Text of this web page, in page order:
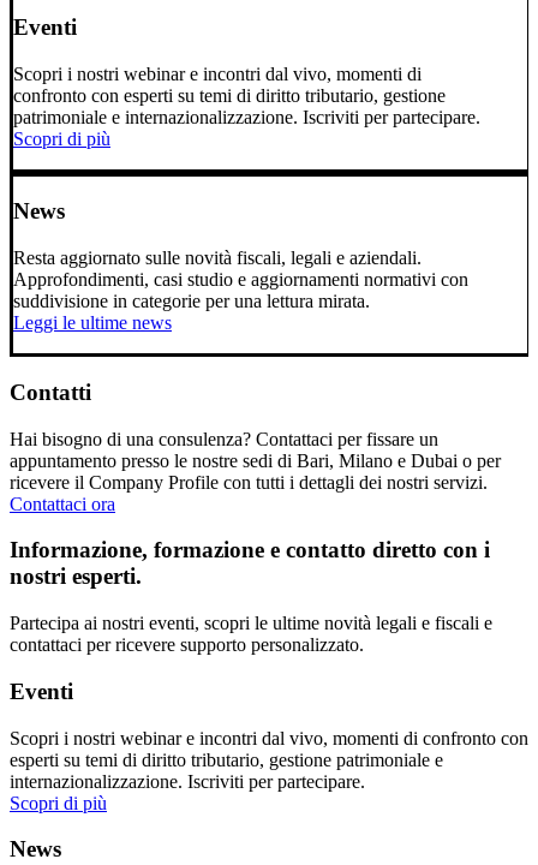
Eventi
Scopri i nostri webinar e incontri dal vivo, momenti di
confronto con esperti su temi di diritto tributario, gestione
patrimoniale e internazionalizzazione. Iscriviti per partecipare.
Scopri di più
News
Resta aggiornato sulle novità fiscali, legali e aziendali.
Approfondimenti, casi studio e aggiornamenti normativi con
suddivisione in categorie per una lettura mirata.
Leggi le ultime news
Contatti
Hai bisogno di una consulenza? Contattaci per fissare un
appuntamento presso le nostre sedi di Bari, Milano e Dubai o per
ricevere il Company Profile con tutti i dettagli dei nostri servizi.
Contattaci ora
Informazione, formazione e contatto diretto con i
nostri esperti.
Partecipa ai nostri eventi, scopri le ultime novità legali e fiscali e
contattaci per ricevere supporto personalizzato.
Eventi
Scopri i nostri webinar e incontri dal vivo, momenti di confronto con
esperti su temi di diritto tributario, gestione patrimoniale e
internazionalizzazione. Iscriviti per partecipare.
Scopri di più
News